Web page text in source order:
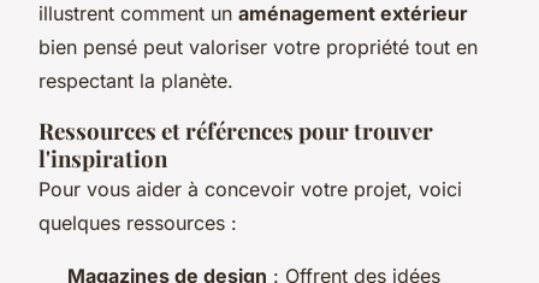
illustrent comment un aménagement extérieur
bien pensé peut valoriser votre propriété tout en
respectant la planète.
Ressources et références pour trouver
l'inspiration
Pour vous aider à concevoir votre projet, voici
quelques ressources :
Magazines de design : Offrent des idées